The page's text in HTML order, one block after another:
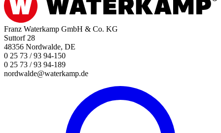
Franz Waterkamp GmbH & Co. KG
Suttorf 28
48356 Nordwalde, DE
0 25 73 / 93 94-150
0 25 73 / 93 94-189
nordwalde@waterkamp.de